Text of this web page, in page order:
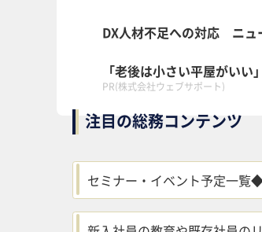
DX人材不足への対応 ニュ
「老後は小さい平屋がいい
PR(株式会社ウェブサポート)
注目の総務コンテンツ
セミナー・イベント予定一覧